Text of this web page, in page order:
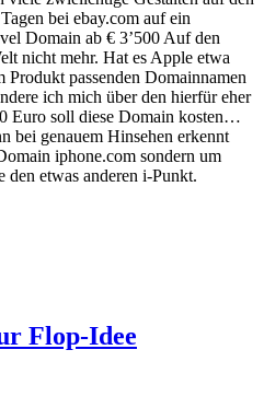
bei ebay.com auf ein
Domain ab € 3’500 Auf den
nicht mehr. Hat es Apple etwa
Produkt passenden Domainnamen
ich mich über den hierfür eher
Euro soll diese Domain kosten…
bei genauem Hinsehen erkennt
iphone.com sondern um
etwas anderen i-Punkt.
Flop-Idee